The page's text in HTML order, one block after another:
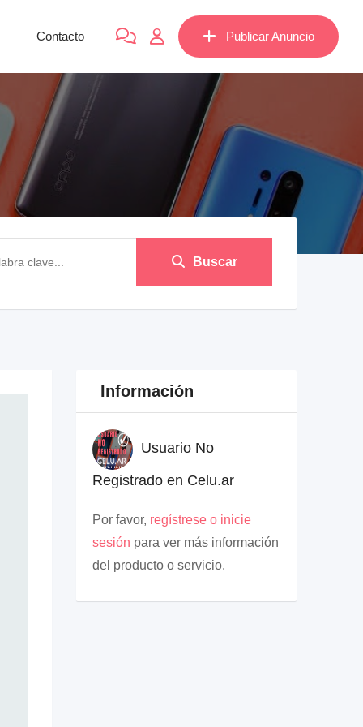
Publicar Anuncio
Contacto
Buscar
Información
Usuario No
Registrado en Celu.ar
Por favor, regístrese o inicie
sesión para ver más información
del producto o servicio.